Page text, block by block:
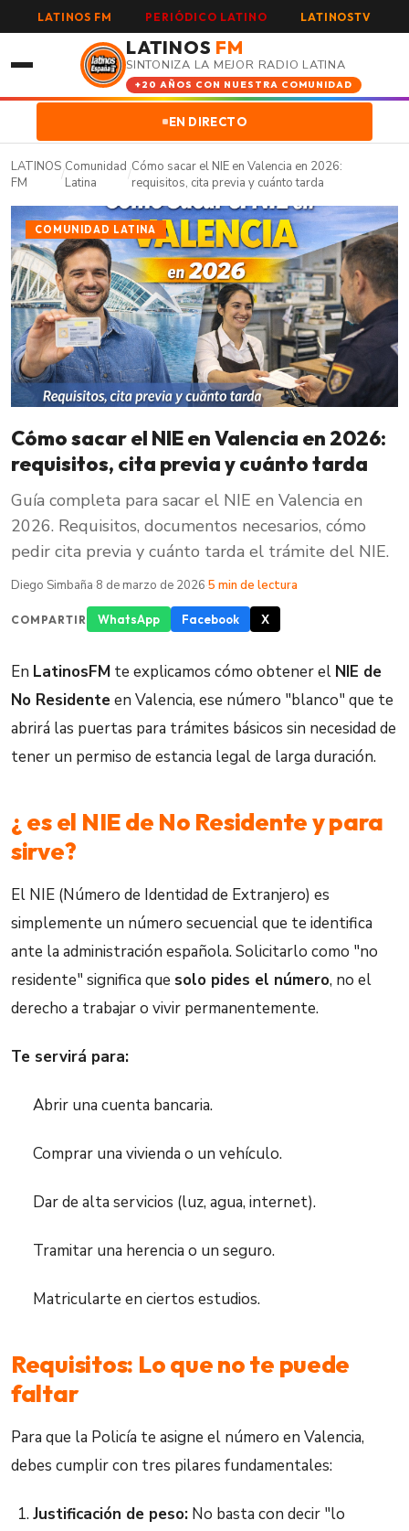
LATINOS FM PERIÓDICO LATINO LATINOSTV
LATINOS FM
SINTONIZA LA MEJOR RADIO LATINA
+20 AÑOS CON NUESTRA COMUNIDAD
EN DIRECTO
LATINOS
FM
/Comunidad
Latina
/Cómo sacar el NIE en Valencia en 2026:
requisitos, cita previa y cuánto tarda
COMUNIDAD LATINA
Cómo sacar el NIE en Valencia en 2026:
requisitos, cita previa y cuánto tarda
Guía completa para sacar el NIE en Valencia en
2026. Requisitos, documentos necesarios, cómo
pedir cita previa y cuánto tarda el trámite del NIE.
Diego Simbaña·8 de marzo de 2026·5 min de lectura
COMPARTIR WhatsApp Facebook X
En LatinosFM te explicamos cómo obtener el NIE de
No Residenteen Valencia, ese número "blanco" que te
abrirá las puertas para trámites básicos sin necesidad de
tener un permiso de estancia legal de larga duración.
¿ es el NIE de No Residente y para
sirve?
El NIE (Número de Identidad de Extranjero) es
simplemente un número secuencial que te identifica
ante la administración española. Solicitarlo como "no
residente" significa que solo pides el número, no el
derecho a trabajar o vivir permanentemente.
Te servirá para:
Abrir una cuenta bancaria.
Comprar una vivienda o un vehículo.
Dar de alta servicios (luz, agua, internet).
Tramitar una herencia o un seguro.
Matricularte en ciertos estudios.
Requisitos: Lo que no te puede
faltar
Para que la Policía te asigne el número en Valencia,
debes cumplir con tres pilares fundamentales:
Justificación de peso: No basta con decir "lo